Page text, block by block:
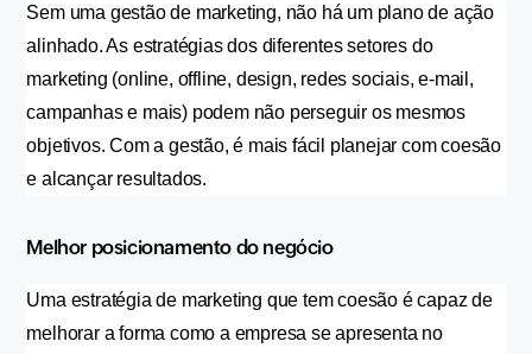
Sem uma gestão de marketing, não há um plano de ação
alinhado. As estratégias dos diferentes setores do
marketing (online, offline, design, redes sociais, e-mail,
campanhas e mais) podem não perseguir os mesmos
objetivos. Com a gestão, é mais fácil planejar com coesão
e alcançar resultados.
Melhor posicionamento do negócio
Uma estratégia de marketing que tem coesão é capaz de
melhorar a forma como a empresa se apresenta no